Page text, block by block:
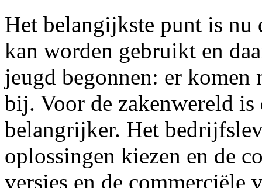
Het belangijkste punt is
kan worden gebruikt en
jeugd begonnen: er komen
bij. Voor de zakenwereld
belangrijker. Het
oplossingen kiezen en de
versies en de commerciële